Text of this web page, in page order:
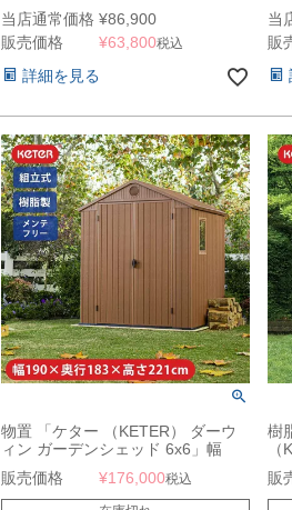
当店通常価格 ¥86,900
販売価格
¥63,800税込
詳細を見る
当
物置 「ケター （KETER） ダーウ
ィン ガーデンシェッド 6x6」幅
190×奥行183×高さ221cm ブラウン
（木目調）
販売価格 ¥176,000税込
樹